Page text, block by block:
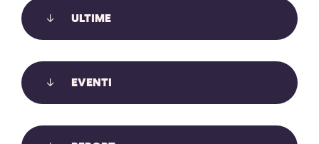
ULTIME
LE SLAPP: USARE I TRIBUNALI PER
METTERE A TACERE CHI DENUNCIA,
EVENTI